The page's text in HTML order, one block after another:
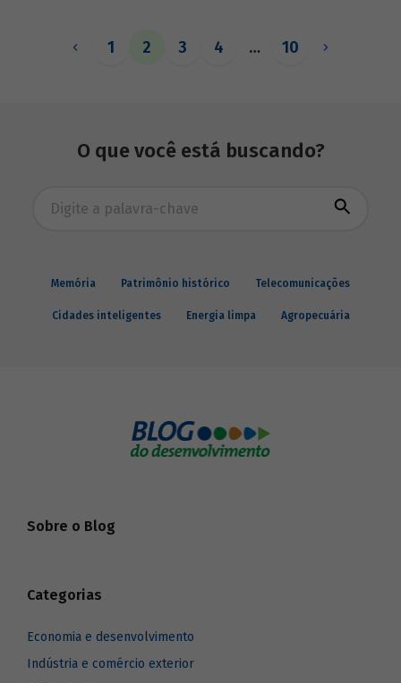
1 2 3 4 … 10
O que você está buscando?
Memória Patrimônio histórico Telecomunicações
Cidades inteligentes Energia limpa Agropecuária
Sobre o Blog
Categorias
Economia e desenvolvimento
Indústria e comércio exterior